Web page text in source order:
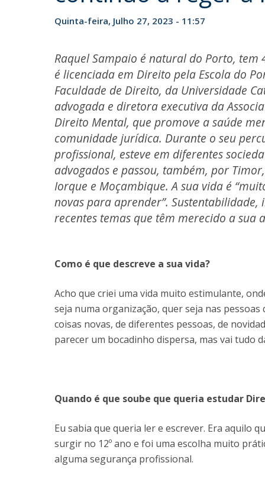
Quinta-feira, Julho 27, 2023 - 11:57
Raquel Sampaio é natural do Porto, tem
é licenciada em Direito pela Escola do
Faculdade de Direito, da Universidade
advogada e diretora executiva da
Direito Mental, que promove a saúde
comunidade jurídica. Durante o seu
profissional, esteve em diferentes
advogados e passou, também, por
Iorque e Moçambique. A sua vida é
novas para aprender”.
recentes temas que têm merecido a sua
Como é que descreve a sua vida?
Acho que criei uma vida muito estimulante,
seja numa organização, quer seja nas
coisas novas, de diferentes pessoas, de
parecer um bocadinho dispersa, mas vai tudo
Quando é que soube que queria estudar
Eu sabia que queria ler e escrever. Era aquilo
surgir no 12º ano e foi uma escolha muito
alguma segurança profissional.